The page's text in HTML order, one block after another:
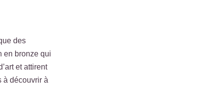
des
en bronze qui
et attirent
à découvrir à